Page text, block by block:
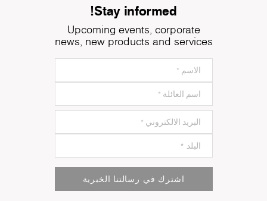
Stay informed!
Upcoming events, corporate
news, new products and services
اشترك في رسالتنا الخبرية